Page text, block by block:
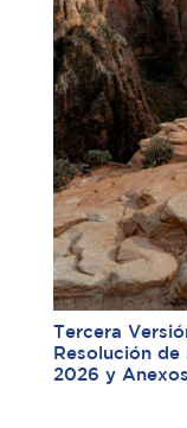
Tercera
Resolución de
2026 y